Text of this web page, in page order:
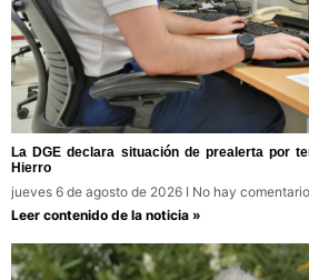
La DGE declara situación de prealerta por
Hierro
jueves 6 de agosto de 2026
No hay
Leer contenido de la noticia »